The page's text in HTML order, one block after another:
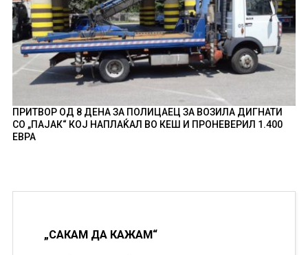
ПРИТВОР ОД 8 ДЕНА ЗА ПОЛИЦАЕЦ ЗА ВОЗИЛА ДИГНАТИ
СО „ПАЈАК“ КОЈ НАПЛАЌАЛ ВО КЕШ И ПРОНЕВЕРИЛ 1.400
ЕВРА
„САКАМ ДА КАЖАМ“